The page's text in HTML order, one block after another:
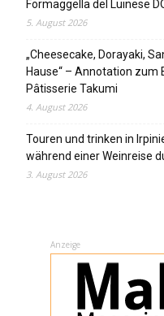
Formaggella del Luinese
5. August 2026
„Cheesecake, Dorayaki,
Hause“ – Annotation zum
Pâtisserie Takumi
4. August 2026
Touren und trinken in
während einer Weinreise
3. August 2026
Anzeige